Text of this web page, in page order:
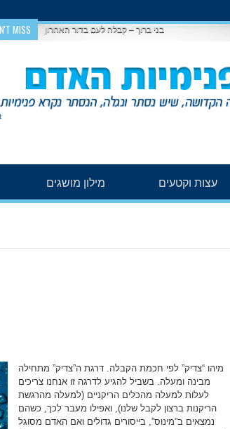
MISS בני ברוך – קבלה לעם בדור האחרון
מילון מושגים עצות וקטעים
מיהו “צדיק” לפי חכמת הקבלה. דרגת ה”צדיק” מתחילה
מבינה ומעלה. בשביל להגיע לדרגה זו אנחנו צריכים
לעלות למעלה מהכלים הריקניים (למעלה מהרגשת
הריקנות ברצון לקבל שלנו), ואפילו מעבר לכך, כשהם
נמצאים ב”מינוס”, בייסורים גדולים ואם האדם מסוגל